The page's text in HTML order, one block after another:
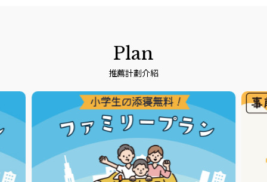
Plan
推薦計劃介紹